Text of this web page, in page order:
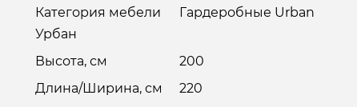
Категория мебели
Урбан
Гардеробные Urban
Высота, см
200
Длина/Ширина, см
220